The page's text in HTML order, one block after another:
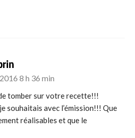
8 h 36 min
tomber sur votre recette!!!
souhaitais avec l’émission!!! Que
réalisables et que le